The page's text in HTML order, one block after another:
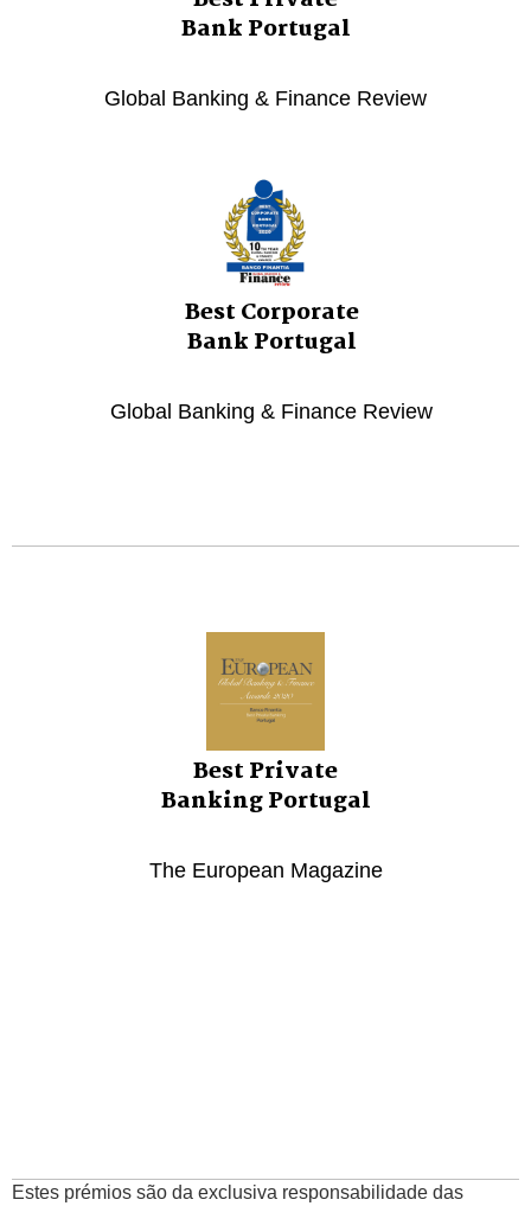
Bank Portugal
Global Banking & Finance Review
Best Corporate
Bank Portugal
Global Banking & Finance Review
Best Private
Banking Portugal
The European Magazine
Estes prémios são da exclusiva responsabilidade das